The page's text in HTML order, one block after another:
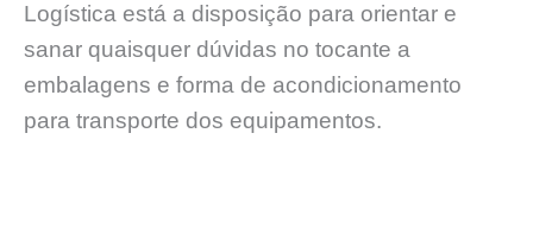
Logística está a disposição para orientar e
sanar quaisquer dúvidas no tocante a
embalagens e forma de acondicionamento
para transporte dos equipamentos.